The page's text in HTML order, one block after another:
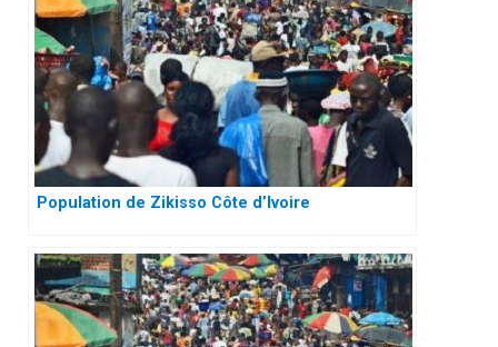
Population de Zikisso Côte d’Ivoire